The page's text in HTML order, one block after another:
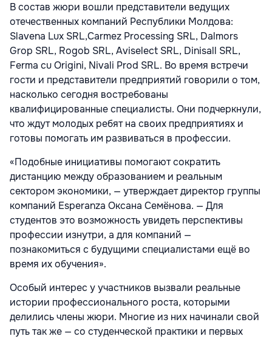
В состав жюри вошли представители ведущих
отечественных компаний Республики Молдова:
Slavena Lux SRL,Carmez Processing SRL, Dalmors
Grop SRL, Rogob SRL, Aviselect SRL, Dinisall SRL,
Ferma cu Origini, Nivali Prod SRL. Во время встречи
гости и представители предприятий говорили о том,
насколько сегодня востребованы
квалифицированные специалисты. Они подчеркнули,
что ждут молодых ребят на своих предприятиях и
готовы помогать им развиваться в профессии.
«Подобные инициативы помогают сократить
дистанцию между образованием и реальным
сектором экономики, — утверждает директор группы
компаний Esperanza Оксана Семёнова. — Для
студентов это возможность увидеть перспективы
профессии изнутри, а для компаний —
познакомиться с будущими специалистами ещё во
время их обучения».
Особый интерес у участников вызвали реальные
истории профессионального роста, которыми
делились члены жюри. Многие из них начинали свой
путь так же — со студенческой практики и первых